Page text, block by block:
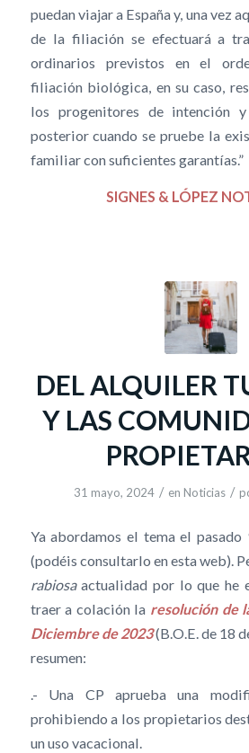
puedan viajar a España y, una vez
de la filiación se efectuará a
ordinarios previstos en el
filiación biológica, en su caso,
los progenitores de intención
posterior cuando se pruebe la
familiar con suficientes garantías.”
SIGNES & LÓPEZ
DEL ALQUILER
Y LAS
31 mayo, 2024 / en Noticias /
Ya abordamos el tema el
(podéis consultarlo en esta web).
rabiosaactualidad por lo que he
traer a colación la resolución de
Diciembre de 2023(B.O.E. de 18
resumen:
.- Una CP aprueba una
prohibiendo a los propietarios
un uso vacacional.